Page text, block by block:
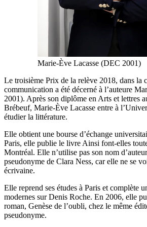
Marie-Ève Lacasse (DEC 2001)
Le troisième Prix de la relève 2018, dans la
communication a été décerné à l’auteure
2001). Après son diplôme en Arts et lettres
Brébeuf, Marie-Ève Lacasse entre à
étudier la littérature.
Elle obtient une bourse d’échange
Paris, elle publie le livre Ainsi font-elles
Montréal. Elle n’utilise pas son nom
pseudonyme de Clara Ness, car elle ne se
écrivaine.
Elle reprend ses études à Paris et complète
modernes sur Denis Roche. En 2006, elle
roman, Genèse de l’oubli, chez le même
pseudonyme.